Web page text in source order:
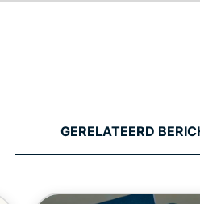
GERELATEERD